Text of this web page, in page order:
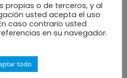
propias o de terceros, y al
usted acepta el uso
caso contrario usted
en su navegador.
todo